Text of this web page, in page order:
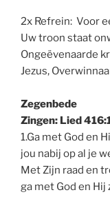
2x Refrein: Voor
Uw troon staat
Ongeëvenaarde
Jezus,
Zegenbede
Zingen: Lied
1.Ga met God en
jou nabij op al je
Met Zijn raad en
ga met God en Hij